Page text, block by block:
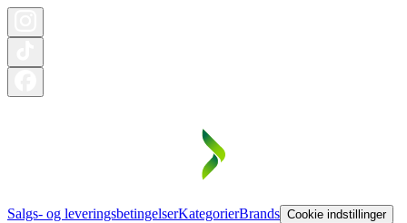
Salgs- og leveringsbetingelserKategorierBrands Cookie indstillinger